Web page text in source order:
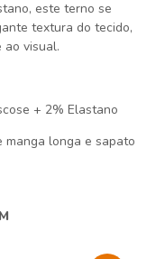
este terno se
textura do tecido,
ao visual.
+ 2% Elastano
manga longa e sapato